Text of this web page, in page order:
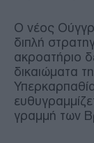
Ο νέος
διπλή
ακροατήριο
δικαιώματα
γραμμή των